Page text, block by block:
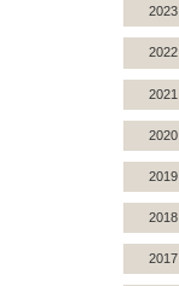
2023
2022
2021
2020
2019
2018
2017